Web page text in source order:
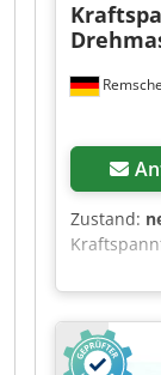
Zustand: